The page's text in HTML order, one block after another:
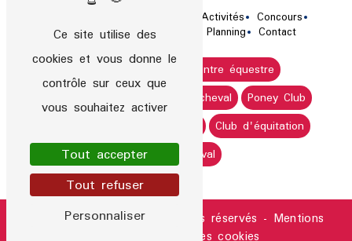
Activités Concours
Tarifs / Horaires Actualités Planning Contact
Cours d'équitation
Centre équestre
Stage de poney
Stage de cheval
Poney Club
Club d'équitation
Club de cheval
Vistalid- 2026 - Tous droits réservés - Mentions
Gestion des cookies
Ce site utilise des
cookies et vous donne le
contrôle sur ceux que
vous souhaitez activer
Tout accepter
Tout refuser
Personnaliser